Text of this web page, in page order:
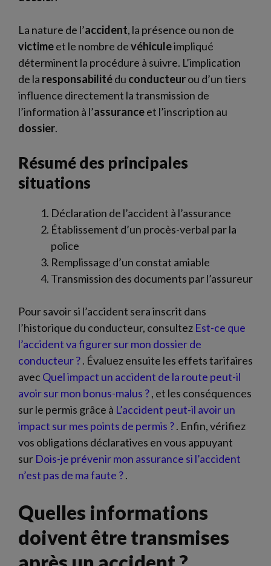
La nature de l’accident, la présence ou non de
victimeet le nombre devéhiculeimpliqué
déterminent la procédure à suivre. L’implication
de la responsabilitédu conducteurou d’un tiers
influence directement la transmission de
l’information à l’assuranceet l’inscription au
dossier.
Résumé des principales
situations
Déclaration de l’accident à l’assurance
Établissement d’un procès-verbal par la
police
Remplissage d’un constat amiable
Transmission des documents par l’assureur
Pour savoir si l’accident sera inscrit dans
l’historique du conducteur, consultez Est-ce que
l’accident va figurer sur mon dossier de
conducteur ?. Évaluez ensuite les effets tarifaires
avec Quel impact un accident de la route peut-il
avoir sur mon bonus-malus ?, et les conséquences
sur le permis grâce à L’accident peut-il avoir un
impact sur mes points de permis ?. Enfin, vérifiez
vos obligations déclaratives en vous appuyant
sur Dois-je prévenir mon assurance si l’accident
n’est pas de ma faute ?.
Quelles informations
doivent être transmises